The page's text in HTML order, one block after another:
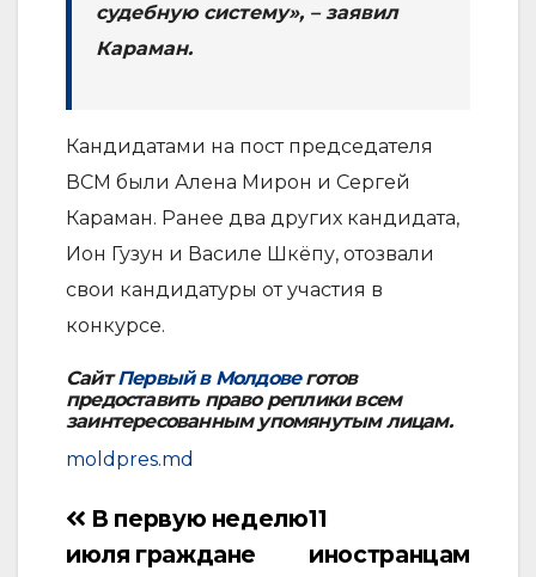
судебную систему», – заявил
Караман.
Кандидатами на пост председателя
ВСМ были Алена Мирон и Сергей
Караман. Ранее два других кандидата,
Ион Гузун и Василе Шкёпу, отозвали
свои кандидатуры от участия в
конкурсе.
СайтПервый в Молдовеготов
предоставить право реплики всем
заинтересованным упомянутым лицам.
moldpres.md
Навигация
по
11
иностранцам
В первую неделю
июля граждане